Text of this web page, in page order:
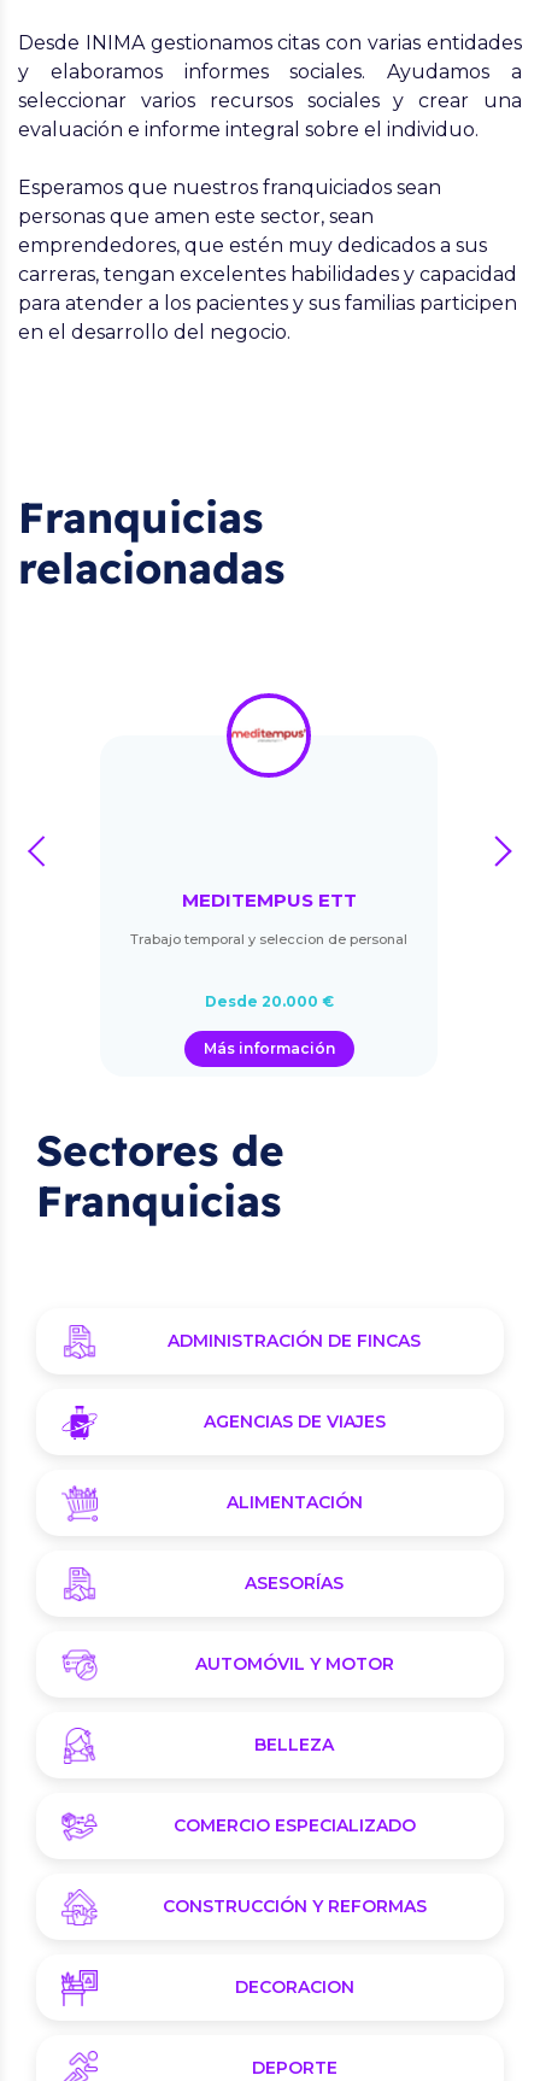
Desde INIMA gestionamos citas con varias entidades
y elaboramos informes sociales. Ayudamos a
seleccionar varios recursos sociales y crear una
evaluación e informe integral sobre el individuo.
Esperamos que nuestros franquiciados sean
personas que amen este sector, sean
emprendedores, que estén muy dedicados a sus
carreras, tengan excelentes habilidades y capacidad
para atender a los pacientes y sus familias participen
en el desarrollo del negocio.
Franquicias
relacionadas
MEDITEMPUS ETT
Trabajo temporal y seleccion de personal
Desde 20.000 €
Más información
prev next
Sectores de
Franquicias
ADMINISTRACIÓN DE FINCAS
AGENCIAS DE VIAJES
ALIMENTACIÓN
ASESORÍAS
AUTOMÓVIL Y MOTOR
BELLEZA
COMERCIO ESPECIALIZADO
CONSTRUCCIÓN Y REFORMAS
DECORACION
DEPORTE